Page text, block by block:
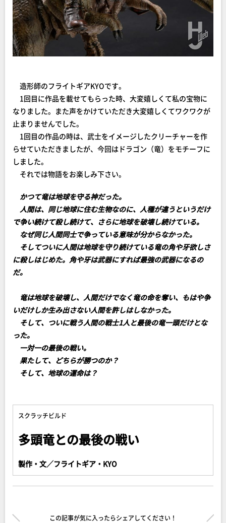
造形師のフライトギアKYOです。
1回目に作品を載せてもらった時、大変嬉しくて私の宝物に
なりました。また声をかけていただき大変嬉しくてワクワクが
止まりませんでした。
1回目の作品の時は、武士をイメージしたクリーチャーを作
らせていただきましたが、今回はドラゴン（竜）をモチーフに
しました。
それでは物語をお楽しみ下さい。
かつて竜は地球を守る神だった。
人間は、同じ地球に住む生物なのに、人種が違うというだけ
で争い続けて殺し続けて、さらに地球を破壊し続けている。
なぜ同じ人間同士で争っている意味が分からなかった。
そしてついに人間は地球を守り続けている竜の角や牙欲しさ
に殺しはじめた。角や牙は武器にすれば最強の武器になるの
だ。
竜は地球を破壊し、人間だけでなく竜の命を奪い、もはや争
いだけしか生み出さない人間を許しはしなかった。
そして、ついに戦う人間の戦士1人と最後の竜一頭だけとな
った。
一対一の最後の戦い。
果たして、どちらが勝つのか？
そして、地球の運命は？
スクラッチビルド
多頭竜との最後の戦い
製作・文／フライトギア・KYO
この記事が気に入ったらシェアしてください！